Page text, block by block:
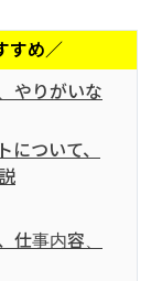
すめ／
やりがいな
について、
仕事内容、